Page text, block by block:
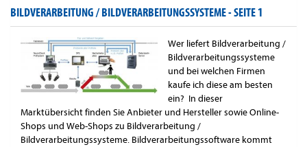
BILDVERARBEITUNG / BILDVERARBEITUNGSSYSTEME -SEITE 1
Wer liefert Bildverarbeitung /
Bildverarbeitungssysteme
und bei welchen Firmen
kaufe ich diese am besten
ein? In dieser
Marktübersicht finden Sie Anbieter und Hersteller sowie Online-
Shops und Web-Shops zu Bildverarbeitung /
Bildverarbeitungssysteme. Bildverarbeitungssoftware kommt